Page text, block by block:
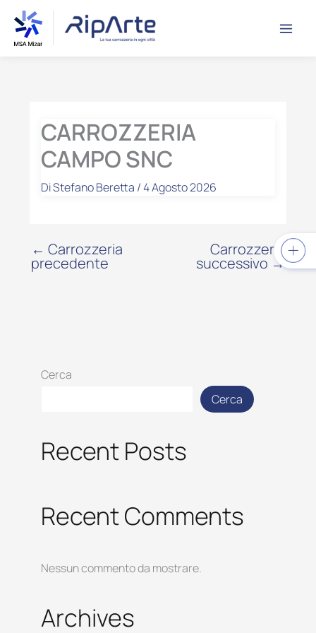
contenuto
contenuto
CARROZZERIA
CAMPO SNC
DiStefano Beretta /4 Agosto 2026
← Carrozzeria
precedente
Carrozzeria
successivo →
Cerca
Cerca
Recent Posts
Recent Comments
Nessun commento da mostrare.
Archives